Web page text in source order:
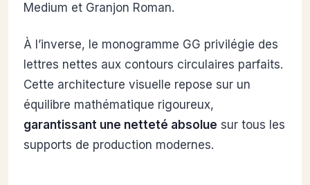
Medium et Granjon Roman.
À l’inverse, le monogramme GG privilégie des
lettres nettes aux contours circulaires parfaits.
Cette architecture visuelle repose sur un
équilibre mathématique rigoureux,
garantissant une netteté absolue sur tous les
supports de production modernes.